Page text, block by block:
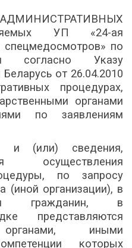
УП «24-ая
спецмедосмотров» по
согласно Указу
от 26.04.2010
процедурах,
органами
по заявлениям
и (или) сведения,
осуществления
по запросу
(иной организации), в
гражданин, в
представляются
органами, иными
которых